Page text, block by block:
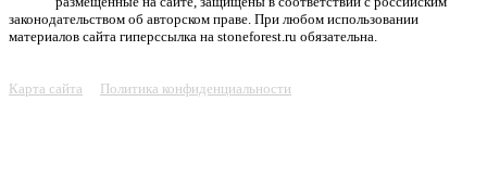
законодательством об авторском праве. При любом использовании
материалов сайта гиперссылка на stoneforest.ru обязательна.
Карта сайта Политика конфиденциальности